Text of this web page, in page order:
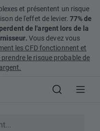
et présentent un risque
de l'effet de levier. 77% de
de l'argent lors de la
Vous devez vous
les CFD fonctionnent et
le risque probable de